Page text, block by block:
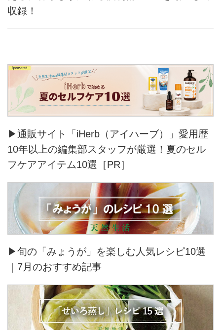
収録！
▶通販サイト「iHerb（アイハーブ）」愛用歴
10年以上の編集部スタッフが厳選！夏のセル
フケアアイテム10選［PR］
▶旬の「みょうが」を楽しむ人気レシピ10選
｜7月のおすすめ記事